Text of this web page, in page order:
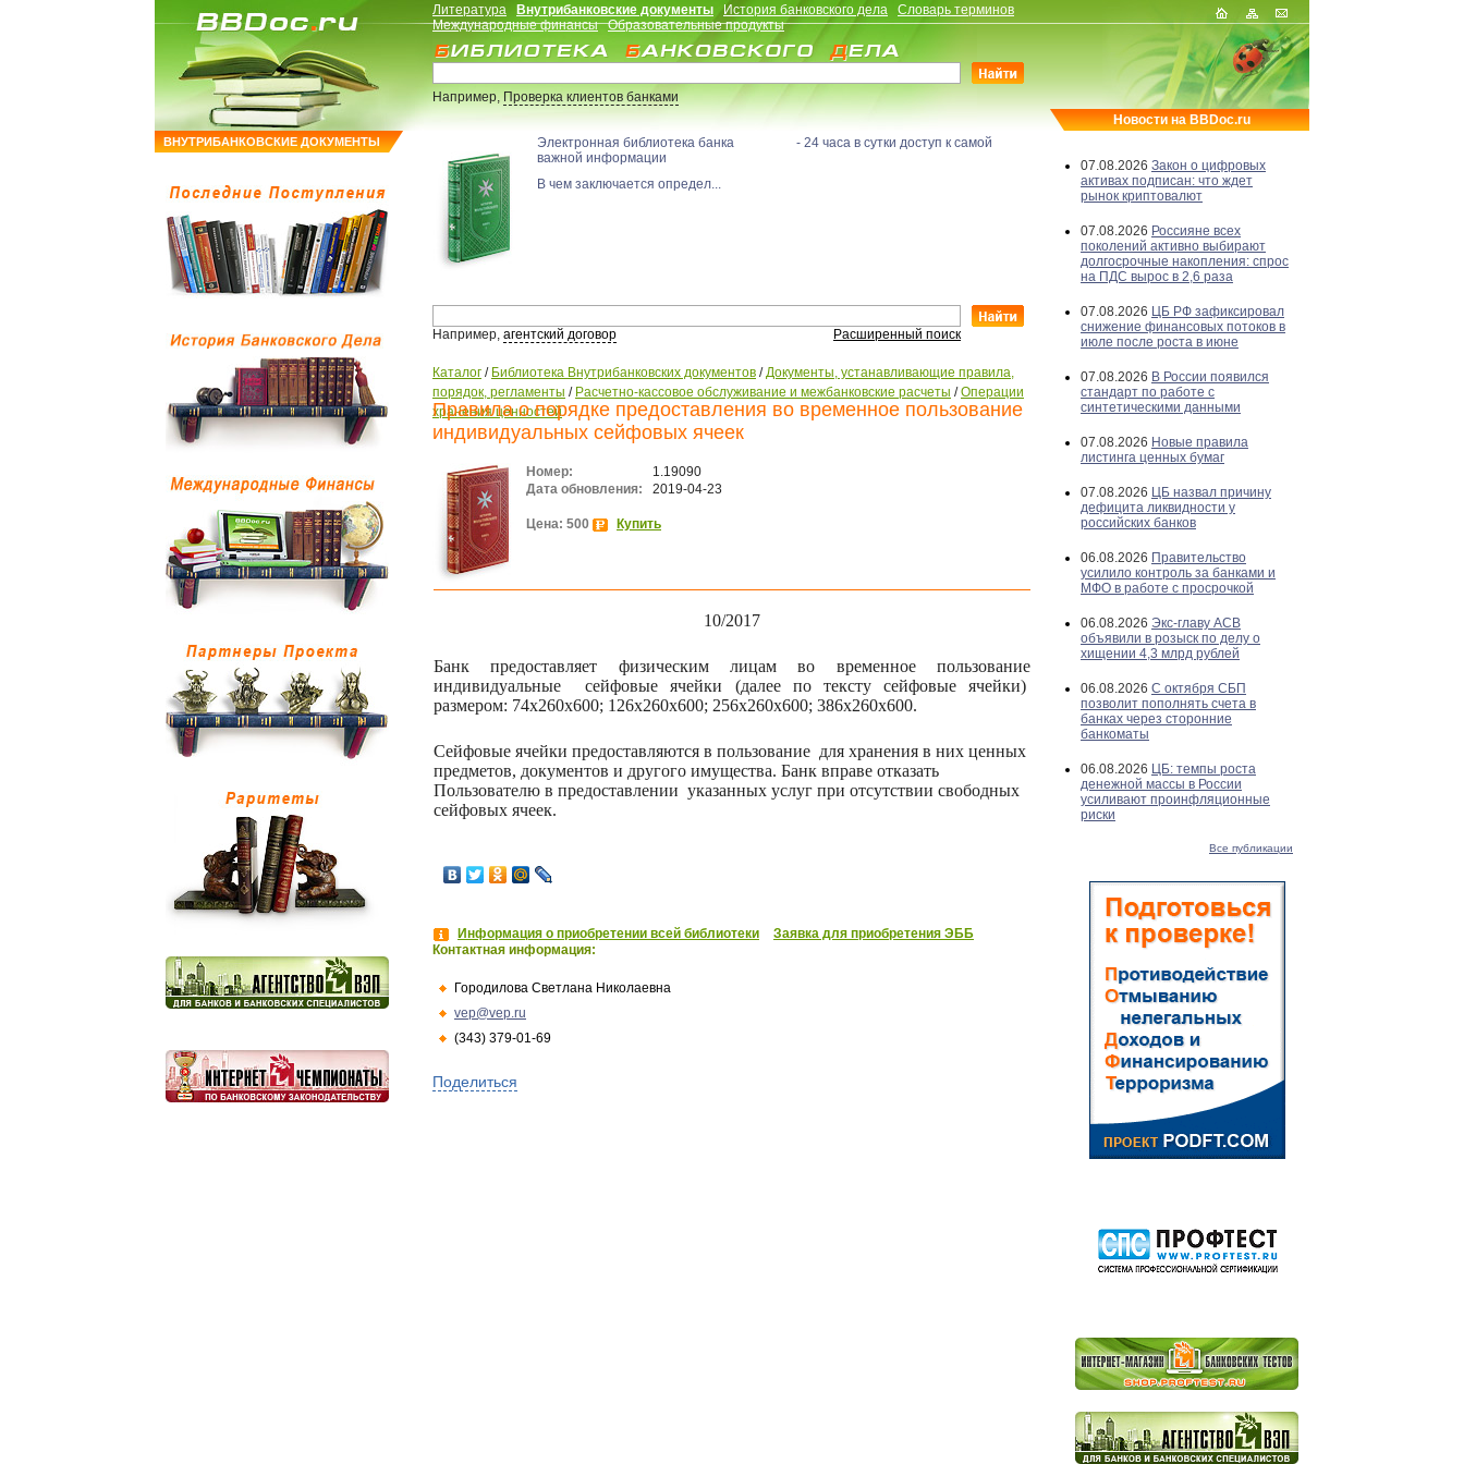
ВНУТРИБАНКОВСКИЕ ДОКУМЕНТЫ
Литература Внутрибанковские документы История банковского дела
Словарь терминов
Международные финансы
Образовательные продукты
Например,Проверка клиентов банками
Электронная библиотека банка - 24 часа в сутки доступ к самой
важной информации
В чем заключается определ...
Например, агентский договор Расширенный поиск
Каталог / Библиотека Внутрибанковских документов /Документы, устанавливающие правила,
порядок, регламенты / Расчетно-кассовое обслуживание и межбанковские расчеты /Операции
хранения ценностей
Правила о порядке предоставления во временное пользование
индивидуальных сейфовых ячеек
Номер:
1.19090
Дата обновления:
2019-04-23
Цена: 500 Купить
10/2017
Банк предоставляет физическим лицам во временное пользование
индивидуальные
сейфовые ячейки (далее по тексту сейфовые ячейки)
размером: 74x260х600; 126х260х600; 256х260х600; 386х260х600.
Сейфовые ячейки предоставляются в пользование для хранения в них ценных
предметов, документов и другого имущества. Банк вправе отказать
Пользователю в предоставлении указанных услуг при отсутствии свободных
сейфовых ячеек.
Информация о приобретении всей библиотеки
Заявка для приобретения ЭББ
Контактная информация:
Городилова Светлана Николаевна
vep@vep.ru
(343) 379-01-69
Поделиться
Новости на BBDoc.ru
07.08.2026 Закон о цифровых
активах подписан: что ждет
рынок криптовалют
07.08.2026 Россияне всех
поколений активно выбирают
долгосрочные накопления: спрос
на ПДС вырос в 2,6 раза
07.08.2026 ЦБ РФ зафиксировал
снижение финансовых потоков в
июле после роста в июне
07.08.2026 В России появился
стандарт по работе с
синтетическими данными
07.08.2026 Новые правила
листинга ценных бумаг
07.08.2026 ЦБ назвал причину
дефицита ликвидности у
российских банков
06.08.2026 Правительство
усилило контроль за банками и
МФО в работе с просрочкой
06.08.2026 Экс-главу АСВ
объявили в розыск по делу о
хищении 4,3 млрд рублей
06.08.2026 С октября СБП
позволит пополнять счета в
банках через сторонние
банкоматы
06.08.2026 ЦБ: темпы роста
денежной массы в России
усиливают проинфляционные
риски
Все публикации